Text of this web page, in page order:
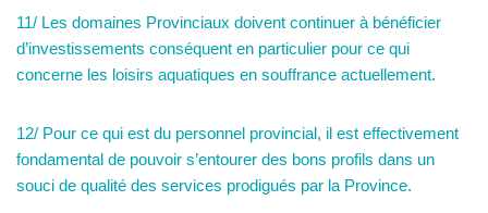
11/ Les domaines Provinciaux doivent continuer à bénéficier
d’investissements conséquent en particulier pour ce qui
concerne les loisirs aquatiques en souffrance actuellement.
12/ Pour ce qui est du personnel provincial, il est effectivement
fondamental de pouvoir s’entourer des bons profils dans un
souci de qualité des services prodigués par la Province.